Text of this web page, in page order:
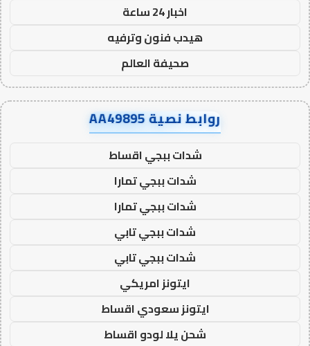
اخبار 24 ساعة
هيدب فنون وترفيه
صحيفة العالم
روابط نصية AA49895
شدات ببجي اقساط
شدات ببجي تمارا
شدات ببجي تمارا
شدات ببجي تابي
شدات ببجي تابي
ايتونز امريكي
ايتونز سعودي اقساط
شحن يلا لودو اقساط